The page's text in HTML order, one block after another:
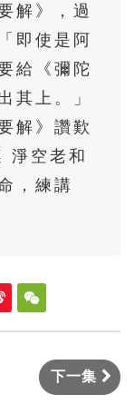
解》，過
即使是阿
給《彌陀
其上。」
解》讚歎
淨空老和
，練講
Sina
Weibo
下一集